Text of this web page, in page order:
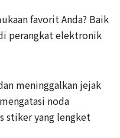
favorit Anda? Baik
perangkat elektronik
meninggalkan jejak
noda
stiker yang lengket